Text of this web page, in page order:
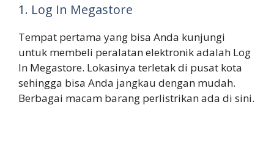
1. Log In Megastore
Tempat pertama yang bisa Anda kunjungi
untuk membeli peralatan elektronik adalah Log
In Megastore. Lokasinya terletak di pusat kota
sehingga bisa Anda jangkau dengan mudah.
Berbagai macam barang perlistrikan ada di sini.